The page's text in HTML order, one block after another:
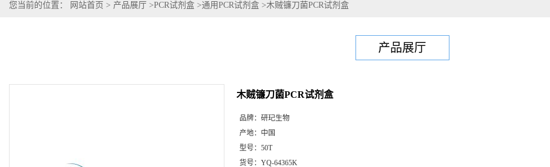
您当前的位置： 网站首页 > 产品展厅 >PCR试剂盒 >通用PCR试剂盒 >木贼镰刀菌PCR试剂盒
产品展厅
木贼镰刀菌PCR试剂盒
品牌： 研玘生物
产地： 中国
型号： 50T
货号： YQ-64365K